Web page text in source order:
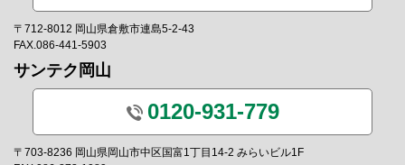
〒712-8012 岡山県倉敷市連島5-2-43
FAX.086-441-5903
サンテク岡山
0120-931-779
〒703-8236 岡山県岡山市中区国富1丁目14-2 みらいビル1F